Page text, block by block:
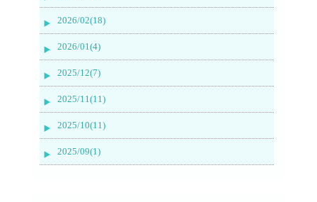
2026/02(18)
2026/01(4)
2025/12(7)
2025/11(11)
2025/10(11)
2025/09(1)